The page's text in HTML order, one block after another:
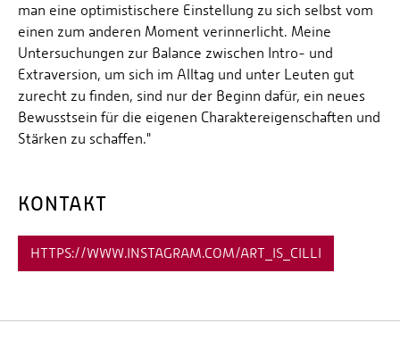
man eine optimistischere Einstellung zu sich selbst vom
einen zum anderen Moment verinnerlicht. Meine
Untersuchungen zur Balance zwischen Intro- und
Extraversion, um sich im Alltag und unter Leuten gut
zurecht zu finden, sind nur der Beginn dafür, ein neues
Bewusstsein für die eigenen Charaktereigenschaften und
Stärken zu schaffen."
KONTAKT
HTTPS://WWW.INSTAGRAM.COM/ART_IS_CILLI